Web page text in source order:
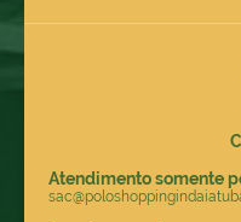
Atendimento somente